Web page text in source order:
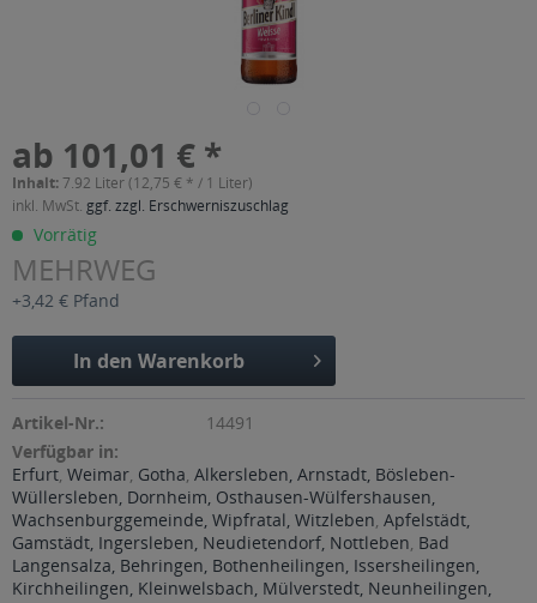
ab 101,01 € *
Inhalt:7.92 Liter (12,75 € * / 1 Liter)
inkl. MwSt. ggf. zzgl. Erschwerniszuschlag
Vorrätig
MEHRWEG
+3,42 € Pfand
In den Warenkorb
Artikel-Nr.:
14491
Verfügbar in:
Erfurt, Weimar, Gotha, Alkersleben, Arnstadt, Bösleben-
Wüllersleben, Dornheim, Osthausen-Wülfershausen,
Wachsenburggemeinde, Wipfratal, Witzleben, Apfelstädt,
Gamstädt, Ingersleben, Neudietendorf, Nottleben, Bad
Langensalza, Behringen, Bothenheilingen, Issersheilingen,
Kirchheilingen, Kleinwelsbach, Mülverstedt, Neunheilingen,